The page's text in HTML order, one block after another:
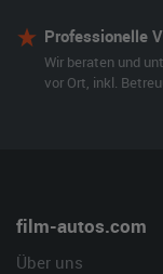
Professionelle
Wir beraten und
vor Ort, inkl.
film-autos.com
Über uns